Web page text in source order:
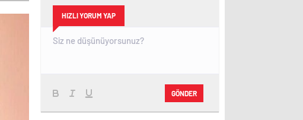
HIZLI YORUM YAP
GÖNDER